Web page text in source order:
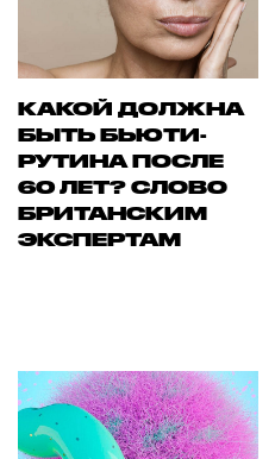
КАКОЙ ДОЛЖНА
БЫТЬ БЬЮТИ-
РУТИНА ПОСЛЕ
60 ЛЕТ? СЛОВО
БРИТАНСКИМ
ЭКСПЕРТАМ